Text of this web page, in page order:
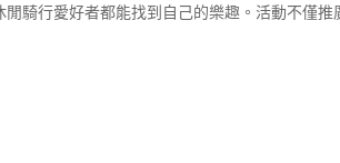
騎行愛好者都能找到自己的樂趣。活動不僅推